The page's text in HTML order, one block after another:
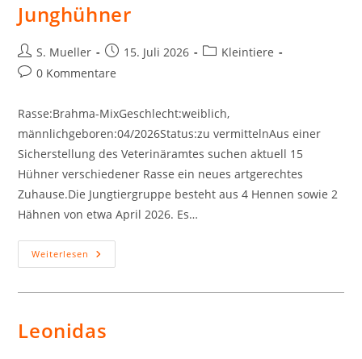
Junghühner
Beitrags-
Autor:
S. Mueller
Beitrag
veröffentlicht:
15. Juli 2026
Beitrags-
Kleintiere
Beitrags-
0 Kommentare
Rasse:Brahma-MixGeschlecht:weiblich,
männlichgeboren:04/2026Status:zu vermittelnAus einer
Sicherstellung des Veterinäramtes suchen aktuell 15
Hühner verschiedener Rasse ein neues artgerechtes
Zuhause.Die Jungtiergruppe besteht aus 4 Hennen sowie 2
Hähnen von etwa April 2026. Es…
Weiterlesen Junghühner
Leonidas